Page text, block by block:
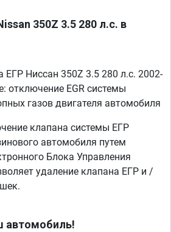
350Z 3.5 280 л.с. в
ЕГР Ниссан 350Z 3.5 280 л.с. 2002-
отключение EGR системы
газов двигателя автомобиля
клапана системы ЕГР
автомобиля путем
Блока Управления
удаление клапана ЕГР и /
автомобиль!